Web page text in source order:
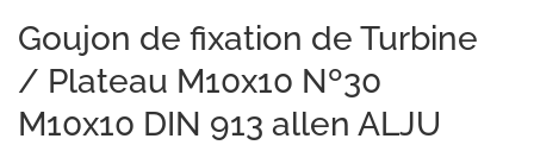
Goujon de fixation de Turbine
/ Plateau M10x10 Nº30
M10x10 DIN 913 allen ALJU